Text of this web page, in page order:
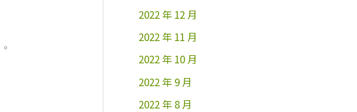
2022 年 12 月
2022 年 11 月
2022 年 10 月
2022 年 9 月
2022 年 8 月